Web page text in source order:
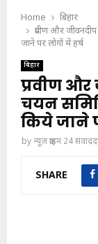
Home
बिहार
प्रवीण और
जाने पर लोगों में हर्ष
बिहार
प्रवीण और
चयन
किये जाने
byन्यूज़ क्राइम 24
SHARE